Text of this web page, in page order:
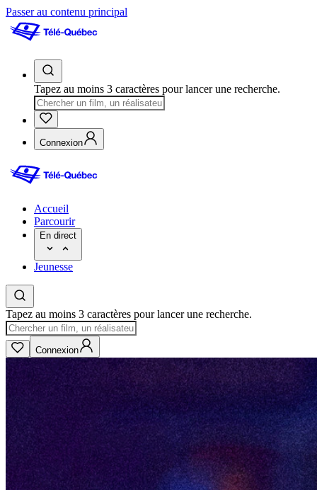
Passer au contenu principal
Tapez au moins 3 caractères pour lancer une recherche.
Connexion
Accueil
Parcourir
En direct
Jeunesse
Tapez au moins 3 caractères pour lancer une recherche.
Connexion